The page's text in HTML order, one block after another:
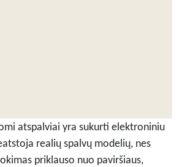
atspalviai yra sukurti elektroniniu
realių spalvų modelių, nes
priklauso nuo paviršiaus,